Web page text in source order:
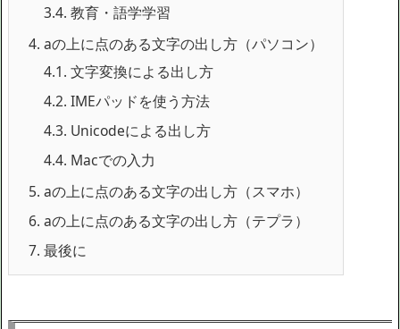
3.4. 教育・語学学習
4. aの上に点のある文字の出し方（パソコン）
4.1. 文字変換による出し方
4.2. IMEパッドを使う方法
4.3. Unicodeによる出し方
4.4. Macでの入力
5. aの上に点のある文字の出し方（スマホ）
6. aの上に点のある文字の出し方（テプラ）
7. 最後に